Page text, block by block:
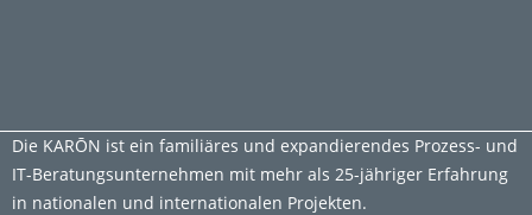
Die KARŌN ist ein familiäres und expandierendes Prozess- und
IT-Beratungsunternehmen mit mehr als 25-jähriger Erfahrung
in nationalen und internationalen Projekten.